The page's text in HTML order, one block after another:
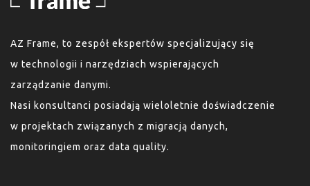
AZ Frame, to zespół ekspertów specjalizujący się
w technologii i narzędziach wspierających
zarządzanie danymi.
Nasi konsultanci posiadają wieloletnie doświadczenie
w projektach związanych z migracją danych,
monitoringiem oraz data quality.